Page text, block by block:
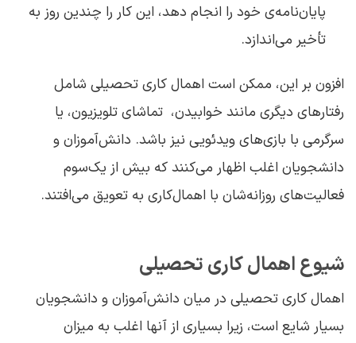
پایان‌نامه‌ی خود را انجام دهد، این کار را چندین روز به
تأخیر می‌اندازد.
افزون بر این، ممکن است اهمال‌ کاری تحصیلی شامل
رفتارهای دیگری مانند خوابیدن، تماشای تلویزیون، یا
سرگرمی با بازی‌های ویدئویی نیز باشد. دانش‌آموزان و
دانشجویان اغلب اظهار می‌کنند که بیش از یک‌سوم
فعالیت‌های روزانه‌شان با اهمال‌کاری به تعویق می‌افتند.
شیوع اهمال ‌کاری تحصیلی
اهمال ‌کاری تحصیلی در میان دانش‌آموزان و دانشجویان
بسیار شایع است، زیرا بسیاری از آنها اغلب به میزان